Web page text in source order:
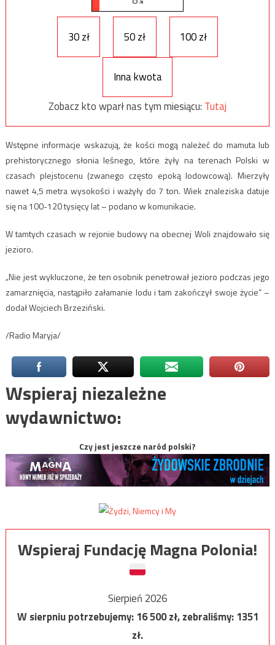
30 zł 50 zł 100 zł
Inna kwota
Zobacz kto wparł nas tym miesiącu: Tutaj
Wstępne informacje wskazują, że kości mogą należeć do mamuta lub
prehistorycznego słonia leśnego, które żyły na terenach Polski w
czasach plejstocenu (zwanego często epoką lodowcową). Mierzyły
nawet 4,5 metra wysokości i ważyły do 7 ton. Wiek znaleziska datuje
się na 100-120 tysięcy lat – podano w komunikacie.
W tamtych czasach w rejonie budowy na obecnej Woli znajdowało się
jezioro.
„Nie jest wykluczone, że ten osobnik penetrował jezioro podczas jego
zamarznięcia, nastąpiło załamanie lodu i tam zakończył swoje życie” –
dodał Wojciech Brzeziński.
/Radio Maryja/
Wspieraj niezależne
wydawnictwo:
Czy jest jeszcze naród polski?
Wspieraj Fundację Magna Polonia!
Sierpień 2026
W sierpniu potrzebujemy:16 500zł, zebraliśmy:1351
zł.